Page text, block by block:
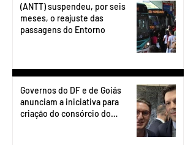
(ANTT) suspendeu, por seis
meses, o reajuste das
passagens do Entorno
Governos do DF e de Goiás
anunciam a iniciativa para
criação do consórcio do